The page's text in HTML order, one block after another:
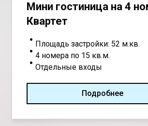
Мини гостиница на 4
Квартет
Площадь застройки: 52 м.кв.
4 номера по 15 кв.м.
Отдельные входы
Подробнее